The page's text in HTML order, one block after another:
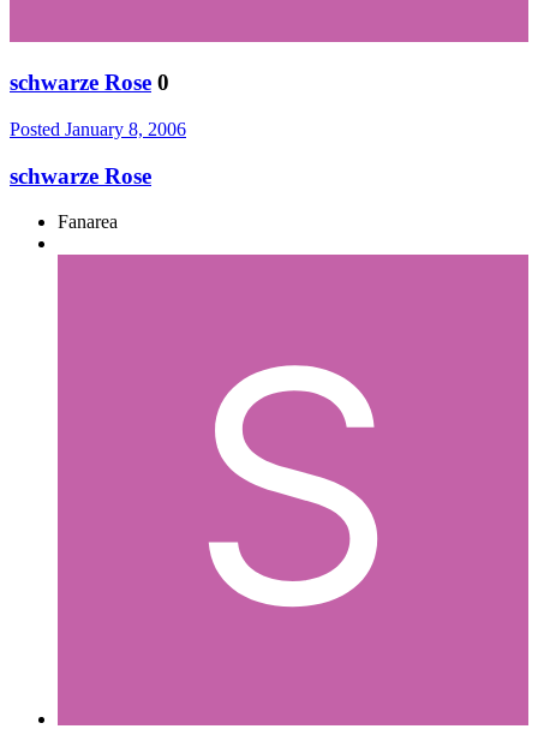
schwarze Rose 0
Posted January 8, 2006
schwarze Rose
Fanarea